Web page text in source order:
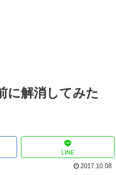
に解消してみた
LINE
2017.10.08